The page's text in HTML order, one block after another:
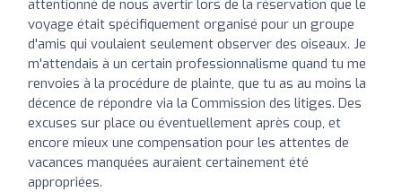
attentionné de nous avertir lors de la réservation que le
voyage était spécifiquement organisé pour un groupe
d'amis qui voulaient seulement observer des oiseaux. Je
m'attendais à un certain professionnalisme quand tu me
renvoies à la procédure de plainte, que tu as au moins la
décence de répondre via la Commission des litiges. Des
excuses sur place ou éventuellement après coup, et
encore mieux une compensation pour les attentes de
vacances manquées auraient certainement été
appropriées.